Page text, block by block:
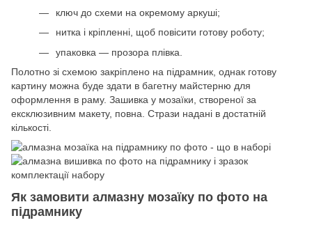
ключ до схеми на окремому аркуші;
нитка і кріпленні, щоб повісити готову роботу;
упаковка — прозора плівка.
Полотно зі схемою закріплено на підрамник, однак готову
картину можна буде здати в багетну майстерню для
оформлення в раму. Зашивка у мозаїки, створеної за
ексклюзивним макету, повна. Стрази надані в достатній
кількості.
Як замовити алмазну мозаїку по фото на
підрамнику